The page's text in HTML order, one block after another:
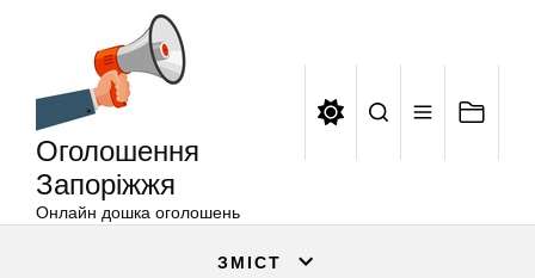
Оголошення
Запоріжжя
Онлайн дошка оголошень
ЗМІСТ